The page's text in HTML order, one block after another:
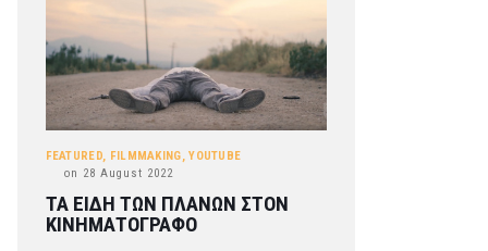
FEATURED, FILMMAKING,YOUTUBE
on 28 August 2022
ΤΑ ΕΙΔΗ ΤΩΝ ΠΛΑΝΩΝ ΣΤΟΝ
ΚΙΝΗΜΑΤΟΓΡΑΦΟ